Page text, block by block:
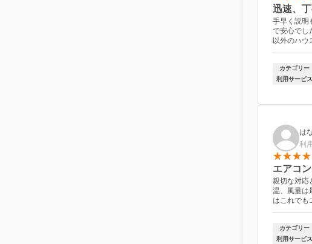
迅速、
手早く説明
で安心でし
以外のハウ
ネットで
カテゴリー
利用サービス
は
利
エアコ
親切な対応
温、風量は
はこれでも
何とかし
時間通り
時間かか
カテゴリー
利用サービス